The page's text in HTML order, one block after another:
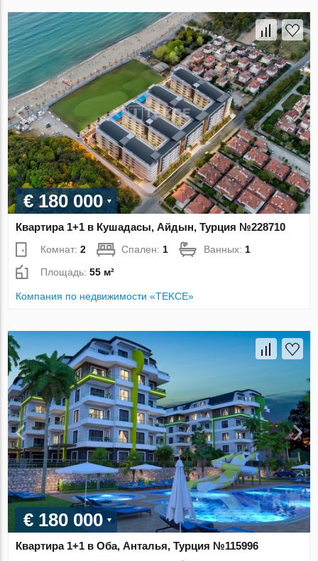
€ 180 000
Квартира 1+1 в Кушадасы, Айдын, Турция №228710
Комнат:2 Спален: 1 Ванных: 1
Площадь:55 м²
Компания по недвижимости «TEKCE»
€ 180 000
Квартира 1+1 в Оба, Анталья, Турция №115996